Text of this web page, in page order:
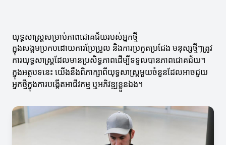
យុទ្ធសាស្ត្រសម្រាប់ភាពជោគជ័យរបស់អ្នកថ្មី
ក្នុងសង្គមប្រកបដោយការប្រែប្រួល និងការប្រកួតប្រជែង មនុស្សថ្មីៗត្រូវ
ការយុទ្ធសាស្ត្រដែលមានប្រសិទ្ធភាពដើម្បីទទួលបានភាពជោគជ័យ។
ក្នុងអត្ថបទនេះ យើងនឹងពិភាក្សាពីយុទ្ធសាស្ត្រមួយចំនួនដែលអាចជួយ
អ្នកថ្មីក្នុងការបង្កើតអាជីវកម្ម ឬអភិវឌ្ឍខ្លួនឯង។